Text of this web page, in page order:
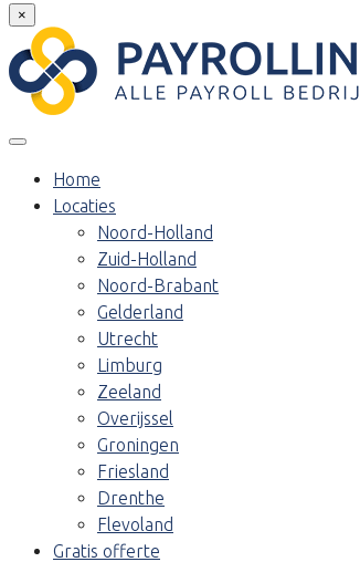
×
Home
Locaties
Noord-Holland
Zuid-Holland
Noord-Brabant
Gelderland
Utrecht
Limburg
Zeeland
Overijssel
Groningen
Friesland
Drenthe
Flevoland
Gratis offerte